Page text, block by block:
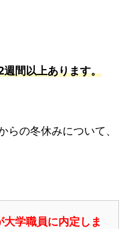
間以上あります。
らの冬休みについて、
学職員に内定しま